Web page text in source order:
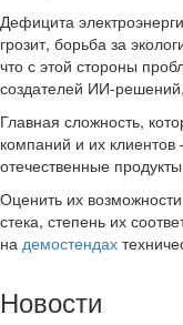
Дефицита
грозит, борьба за
что с этой стороны
создателей ИИ-
Главная сложность,
компаний и их
отечественные
Оценить их
стека, степень их
на демостендах
Новости